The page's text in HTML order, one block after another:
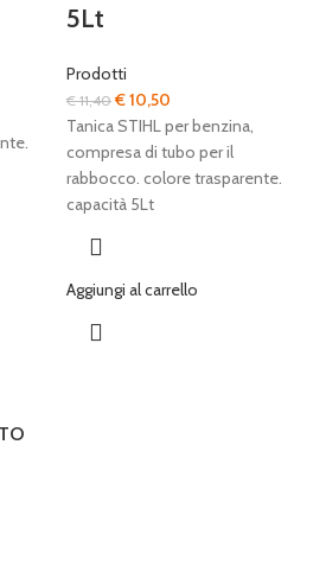
5Lt
Prodotti
€11,40Il
prezzo
originale
era:
€ 11,40.
€10,50
prezzo
attuale
è:
Tanica STIHL per benzina,
compresa di tubo per il
rabbocco. colore trasparente.
capacità 5Lt
Aggiungi al carrello